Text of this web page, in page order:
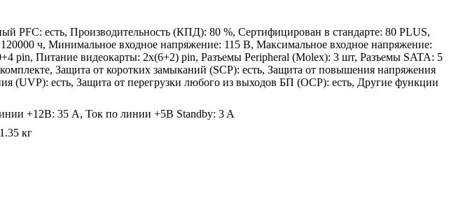
есть, Производительность (КПД): 80 %, Сертифицирован в стандарте: 80 PLUS,
ч, Минимальное входное напряжение: 115 В, Максимальное входное напряжение:
pin, Питание видеокарты: 2х(6+2) pin, Разъемы Peripheral (Molex): 3 шт, Разъемы SATA: 5
Защита от коротких замыканий (SCP): есть, Защита от повышения напряжения
есть, Защита от перегрузки любого из выходов БП (OCP): есть, Другие функции
+12В: 35 A, Ток по линии +5В Standby: 3 A
кг